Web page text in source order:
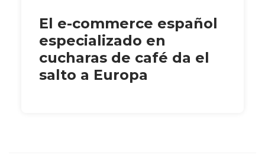
El e-commerce español
especializado en
cucharas de café da el
salto a Europa